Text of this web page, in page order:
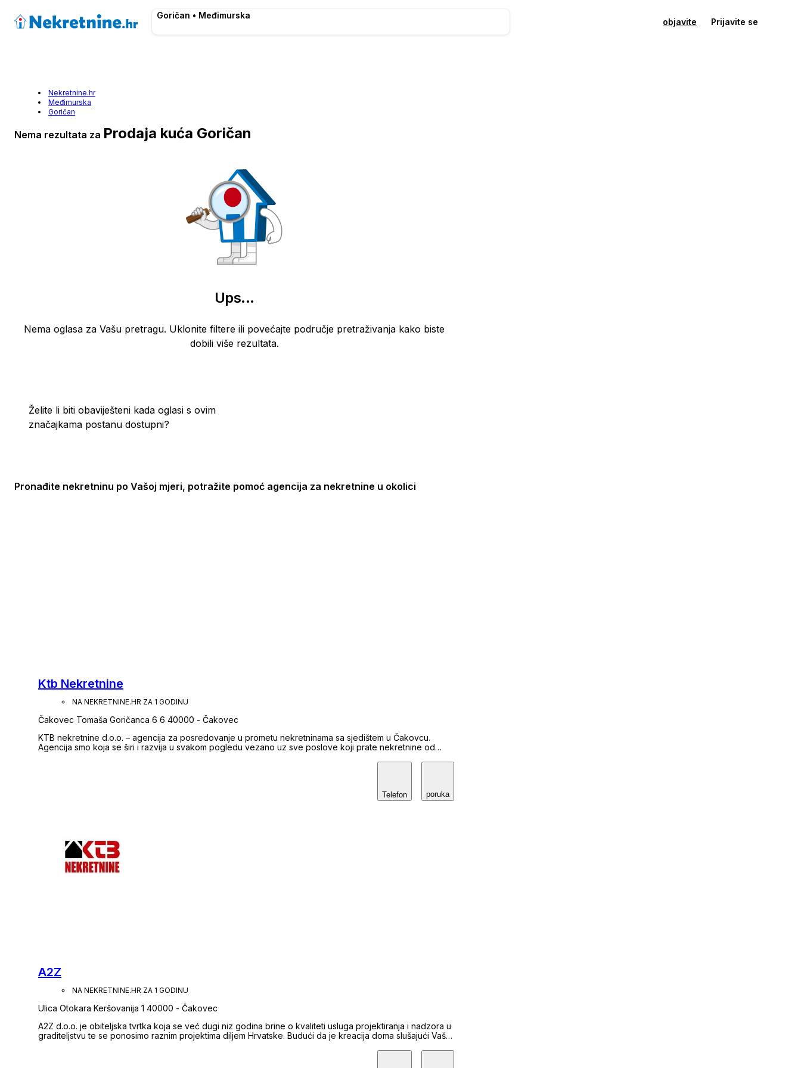
Goričan • Međimurska
objavite Prijavite se
Nekretnine.hr
Međimurska
Goričan
Nema rezultata za Prodaja kuća Goričan
Ups...
Nema oglasa za Vašu pretragu. Uklonite filtere ili povećajte područje pretraživanja kako biste
dobili više rezultata.
Želite li biti obaviješteni kada oglasi s ovim
značajkama postanu dostupni?
Pronađite nekretninu po Vašoj mjeri, potražite pomoć agencija za nekretnine u okolici
Ktb Nekretnine
NA NEKRETNINE.HR ZA 1 GODINU
Čakovec Tomaša Goričanca 6 6 40000 - Čakovec
KTB nekretnine d.o.o. – agencija za posredovanje u prometu nekretninama sa sjedištem u Čakovcu.
Agencija smo koja se širi i razvija u svakom pogledu vezano uz sve poslove koji prate nekretnine od
Imenik agenata. Agencija je upisana u Registar posrednika kod Hrvatske gospodarske komore, te smo
vikend-kuća, te zemljišta sa područja cijele Međimurske županije, Jadrana i ostalih dijelova Hrvatske.
Vaših želja i ciljeva. Naš prioritet: ZADOVOLJSTVO KUPCA – POVJERENJE PRODAVATELJA
Telefon poruka
A2Z
NA NEKRETNINE.HR ZA 1 GODINU
Ulica Otokara Keršovanija 1 40000 - Čakovec
A2Z d.o.o. je obiteljska tvrtka koja se već dugi niz godina brine o kvaliteti usluga projektiranja i nadzora u
graditeljstvu te se ponosimo raznim projektima diljem Hrvatske. Budući da je kreacija doma slušajući Vaše
nekretnina. Kao obiteljski biznis, naš je cilj ne samo ponuditi kvalitetne usluge, već i stvoriti dugoročne